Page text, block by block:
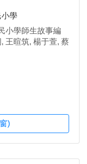
學
小學師生故事編
王暄筑, 楊于萱, 蔡
)